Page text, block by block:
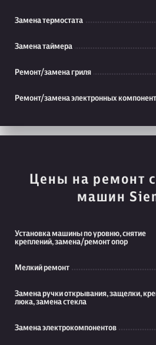
Замена термостата
Замена таймера
Ремонт/замена гриля
Ремонт/замена электронных
Цены на ремонт
машин
Установка машины по уровню, снятие
креплений, замена/ремонт опор
Мелкий ремонт
Замена ручки открывания, защелки,
люка, замена стекла
Замена электрокомпонентов